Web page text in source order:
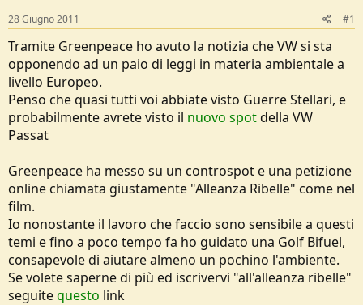
D
i
s
u
s
s
i
o
n
z
i
28 Giugno 2011 #1
Tramite Greenpeace ho avuto la notizia che VW si sta
opponendo ad un paio di leggi in materia ambientale a
livello Europeo.
Penso che quasi tutti voi abbiate visto Guerre Stellari, e
probabilmente avrete visto il nuovo spotdella VW
Passat
Greenpeace ha messo su un controspot e una petizione
online chiamata giustamente "Alleanza Ribelle" come nel
film.
Io nonostante il lavoro che faccio sono sensibile a questi
temi e fino a poco tempo fa ho guidato una Golf Bifuel,
consapevole di aiutare almeno un pochino l'ambiente.
Se volete saperne di più ed iscrivervi "all'alleanza ribelle"
seguitequesto link